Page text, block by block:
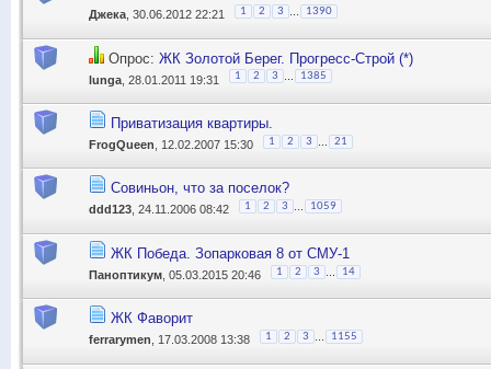
Джека , 30.06.2012 22:21 1 2 3 1390
Опрос: ЖК Золотой Берег. Прогресс-Строй (*)
lunga , 28.01.2011 19:31 1 2 3 1385
Приватизация квартиры.
FrogQueen , 12.02.2007 15:30 1 2 3 21
Совиньон, что за поселок?
ddd123 , 24.11.2006 08:42 1 2 3 1059
ЖК Победа. Зопарковая 8 от СМУ-1
Паноптикум , 05.03.2015 20:46 1 2 3 14
ЖК Фаворит
ferrarymen , 17.03.2008 13:38 1 2 3 1155